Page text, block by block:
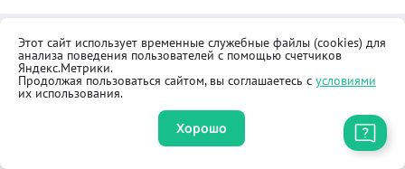
Контакты
Как купить
Общественная приёмная
Реквизиты
Оферта
Правила продажи товаров
Этот сайт использует временные служебные файлы (cookies) для
анализа поведения пользователей с помощью счетчиков
Яндекс.Метрики.
Продолжая пользоваться сайтом, вы соглашаетесь с условиями
их использования.
Хорошо